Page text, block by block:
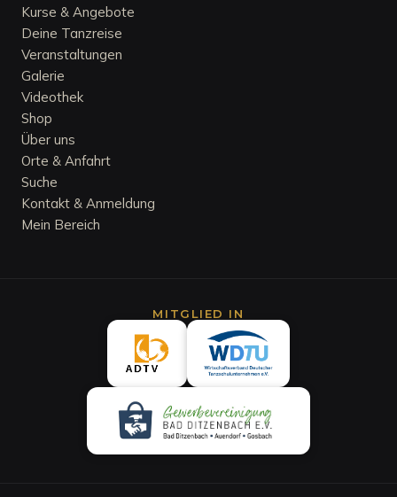
Kurse & Angebote
Deine Tanzreise
Veranstaltungen
Galerie
Videothek
Shop
Über uns
Orte & Anfahrt
Suche
Kontakt & Anmeldung
Mein Bereich
MITGLIED IN